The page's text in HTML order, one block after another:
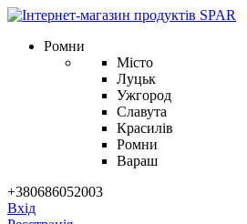
Ромни
Місто
Луцьк
Ужгород
Славута
Красилів
Ромни
Вараш
+380686052003
Вхід